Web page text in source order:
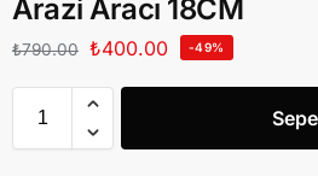
Arazi Aracı 18CM
₺790.00 ₺400.00 -49%